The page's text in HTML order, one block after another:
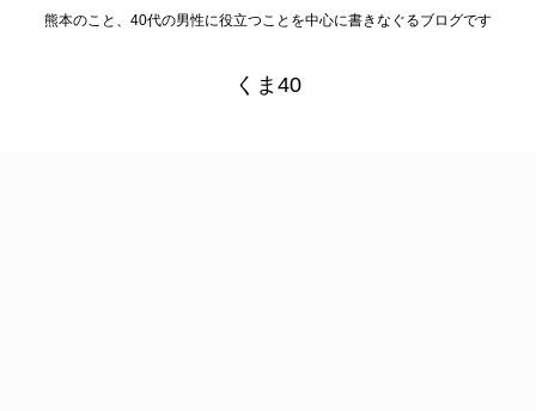
熊本のこと、40代の男性に役立つことを中心に書きなぐるブログです
くま40